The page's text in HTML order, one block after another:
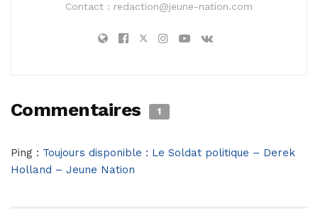
Contact : redaction@jeune-nation.com
Commentaires 1
Ping : Toujours disponible : Le Soldat politique – Derek
Holland – Jeune Nation